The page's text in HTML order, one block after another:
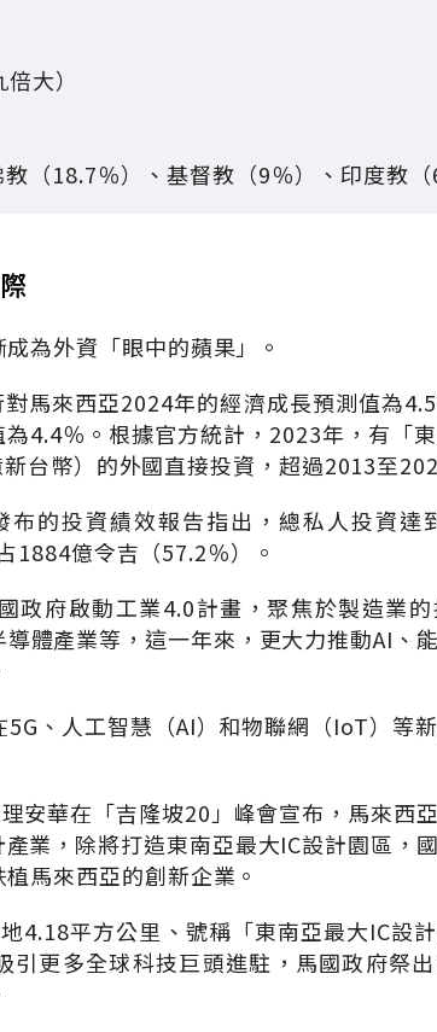
大）
（18.7％）、基督教（9％）、印度教（
為外資「眼中的蘋果」。
馬來西亞2024年的經濟成長預測值為
4.4％。根據官方統計，2023年，有「
台幣）的外國直接投資，超過2013至
布的投資績效報告指出，總私人投資達
1884億令吉（57.2％）。
政府啟動工業4.0計畫，聚焦於製造業
體產業等，這一年來，更大力推動AI、
、人工智慧（AI）和物聯網（IoT）等
安華在「吉隆坡20」峰會宣布，馬來西
業，除將打造東南亞最大IC設計園區，
馬來西亞的創新企業。
4.18平方公里、號稱「東南亞最大IC設
引更多全球科技巨頭進駐，馬國政府祭